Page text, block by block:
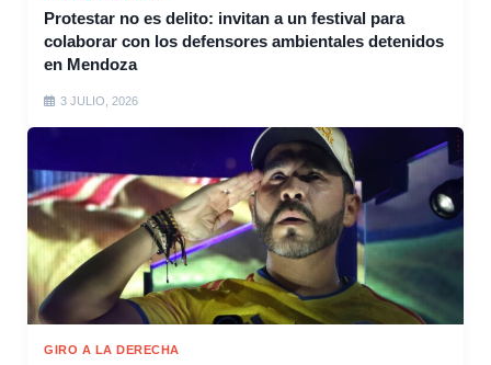
Protestar no es delito: invitan a un festival para
colaborar con los defensores ambientales detenidos
en Mendoza
3 JULIO, 2026
GIRO A LA DERECHA